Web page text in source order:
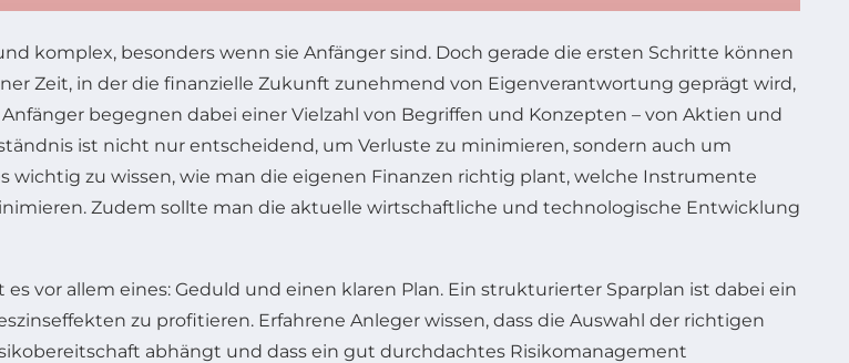
komplex, besonders wenn sie Anfänger sind. Doch gerade die ersten Schritte können
Zeit, in der die finanzielle Zukunft zunehmend von Eigenverantwortung geprägt wird,
begegnen dabei einer Vielzahl von Begriffen und Konzepten – von Aktien und
ist nicht nur entscheidend, um Verluste zu minimieren, sondern auch um
wichtig zu wissen, wie man die eigenen Finanzen richtig plant, welche Instrumente
Zudem sollte man die aktuelle wirtschaftliche und technologische Entwicklung
vor allem eines: Geduld und einen klaren Plan. Ein strukturierter Sparplan ist dabei ein
zu profitieren. Erfahrene Anleger wissen, dass die Auswahl der richtigen
abhängt und dass ein gut durchdachtes Risikomanagement